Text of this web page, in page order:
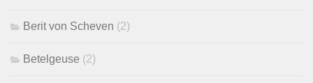
Berit von Scheven (2)
Betelgeuse (2)